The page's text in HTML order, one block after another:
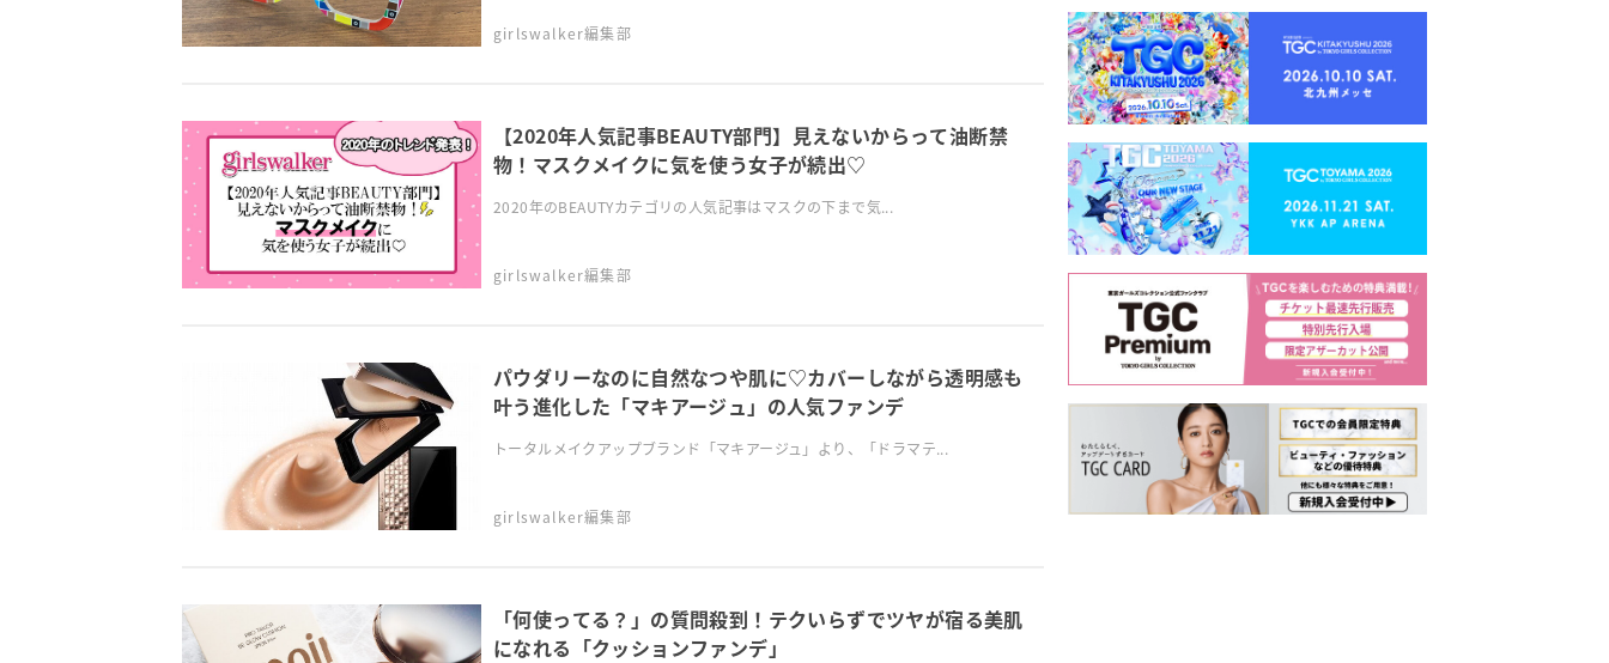
girlswalker編集部
【2020年人気記事BEAUTY部門】見えないからって油断禁
物！マスクメイクに気を使う女子が続出♡
2020年のBEAUTYカテゴリの人気記事はマスクの下まで気...
girlswalker編集部
パウダリーなのに自然なつや肌に♡カバーしながら透明感も
叶う進化した「マキアージュ」の人気ファンデ
トータルメイクアップブランド「マキアージュ」より、「ドラマテ...
girlswalker編集部
「何使ってる？」の質問殺到！テクいらずでツヤが宿る美肌
になれる「クッションファンデ」